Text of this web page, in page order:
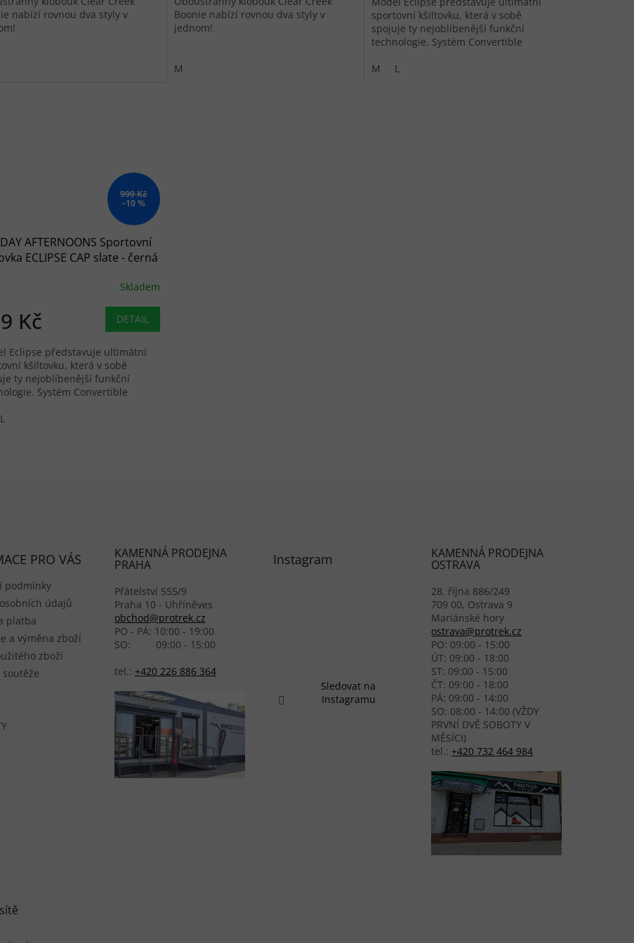
nabízí rovnou dva styly v
Boonie nabízí rovnou dva styly v
jednom!
M
sportovní kšiltovku, která v sobě
spojuje ty nejoblíbenější funkční
technologie. Systém Convertible
ochranu...
M L
999 Kč
–10 %
AFTERNOONS Sportovní
ECLIPSE CAP slate - černá
Skladem
Kč DETAIL
Eclipse představuje ultimátní
kšiltovku, která v sobě
ty nejoblíbenější funkční
Systém Convertible
L
PRO VÁS
podmínky
údajů
platba
a výměna zboží
zboží
KAMENNÁ PRODEJNA
PRAHA
Přátelství 555/9
Praha 10 - Uhříněves
obchod@protrek.cz
PO - PÁ: 10:00 - 19:00
SO: 09:00 - 15:00
tel.: +420 226 886 364
Instagram
Sledovat na
Instagramu
KAMENNÁ PRODEJNA
OSTRAVA
28. října 886/249
709 00, Ostrava 9
Mariánské hory
ostrava@protrek.cz
PO: 09:00 - 15:00
ÚT: 09:00 - 18:00
ST: 09:00 - 15:00
ČT: 09:00 - 18:00
PÁ: 09:00 - 14:00
SO: 08:00 - 14:00 (VŽDY
PRVNÍ DVĚ SOBOTY V
MĚSÍCI)
tel.:+420 732 464 984